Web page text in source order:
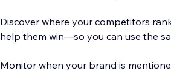
Discover where your competitors
help them win—so you can use the
Monitor when your brand is